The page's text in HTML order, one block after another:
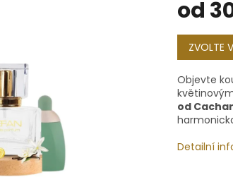
od
Měrná
cena:
ZVOLTE
Objevte
od
Detailní